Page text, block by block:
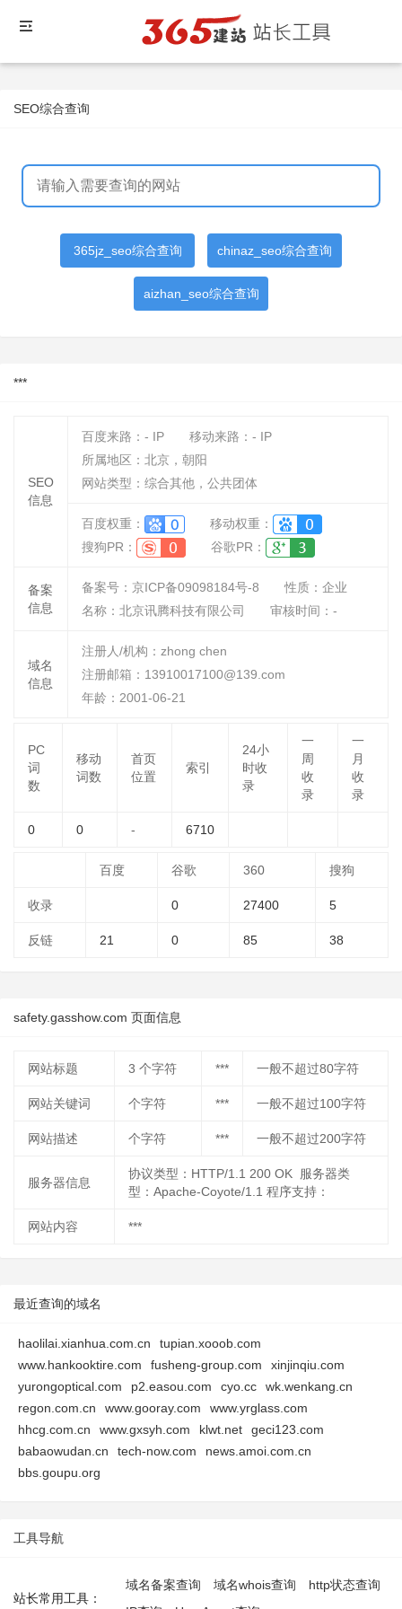
SEO综合查询
365jz_seo综合查询 chinaz_seo综合查询
aizhan_seo综合查询
***
SEO
信息
百度来路： - IP 移动来路： - IP
所属地区：北京，朝阳
网站类型：综合其他，公共团体
百度权重：
移动权重：
搜狗PR：
谷歌PR：
备案
信息
备案号：京ICP备09098184号-8 性质： 企业
名称： 北京讯腾科技有限公司 审核时间： -
域名
信息
注册人/机构：zhong chen
注册邮箱：13910017100@139.com
年龄：2001-06-21
PC
词
数
移动
词数
首页
位置
索引
24小
时收
录
一
周
收
录
一
月
收
录
0 0 - 6710
百度 谷歌 360 搜狗
收录 0 27400 5
反链 21 0 85 38
safety.gasshow.com 页面信息
网站标题 3 个字符 *** 一般不超过80字符
网站关键词 个字符 *** 一般不超过100字符
网站描述 个字符 *** 一般不超过200字符
服务器信息
协议类型：HTTP/1.1 200 OK 服务器类
型：Apache-Coyote/1.1 程序支持：
网站内容 ***
最近查询的域名
haolilai.xianhua.com.cn
tupian.xooob.com
www.hankooktire.com
fusheng-group.com
xinjinqiu.com
yurongoptical.com
p2.easou.com cyo.cc
wk.wenkang.cn
regon.com.cn
www.gooray.com
www.yrglass.com
hhcg.com.cn
www.gxsyh.com klwt.net
geci123.com
babaowudan.cn
tech-now.com
news.amoi.com.cn
bbs.goupu.org
工具导航
站长常用工具：
域名备案查询 域名whois查询
http状态查询